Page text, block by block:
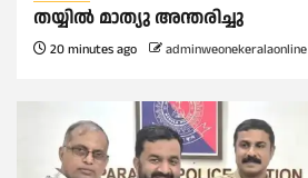
തയ്യിൽ മാത്യു അന്തരിച്ചു
20 minutes ago adminweonekeralaonline